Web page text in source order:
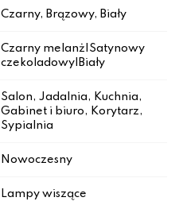
Czarny, Brązowy, Biały
Czarny melanż|Satynowy
czekoladowy|Biały
Salon, Jadalnia, Kuchnia,
Gabinet i biuro, Korytarz,
Sypialnia
Nowoczesny
Lampy wiszące